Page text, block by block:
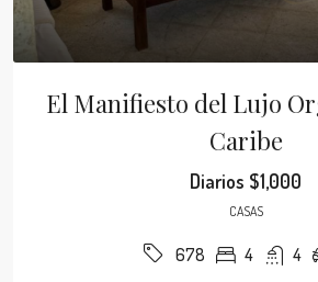
El Manifiesto del Lujo
Caribe
Diarios $1,000
CASAS
678 4 4